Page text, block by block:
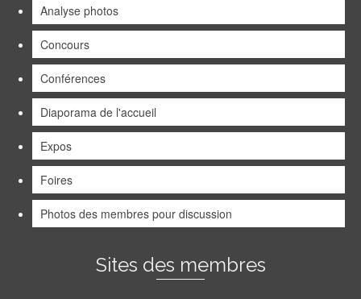
Analyse photos
Concours
Conférences
Diaporama de l'accueil
Expos
Foires
Photos des membres pour discussion
Sites des membres